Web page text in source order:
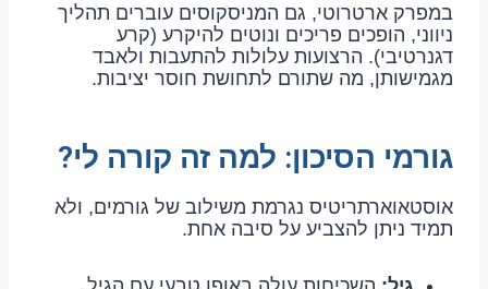
במפרק ארטרוטי, גם המניסקוסים עוברים תהליך
ניווני, הופכים פריכים ונוטים להיקרע (קרע
דגנרטיבי). הרצועות עלולות להתעבות ולאבד
מגמישותן, מה שתורם לתחושת חוסר יציבות.
גורמי הסיכון: למה זה קורה לי?
אוסטאוארתריטיס נגרמת משילוב של גורמים, ולא
תמיד ניתן להצביע על סיבה אחת.